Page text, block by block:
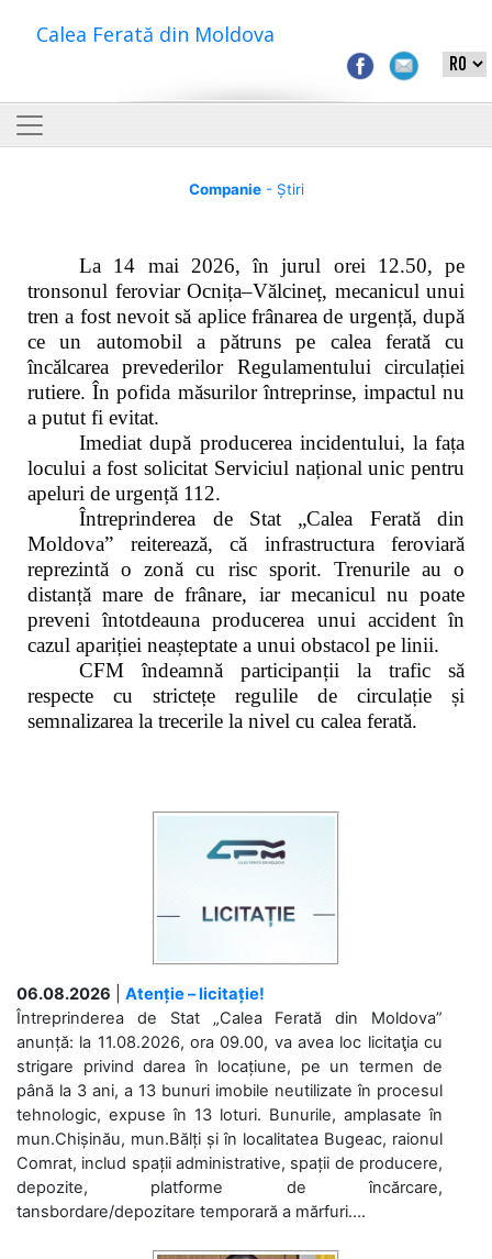
Calea Ferată din Moldova
Companie- Știri
La 14 mai 2026, în jurul orei 12.50, pe
tronsonul feroviar Ocnița–Vălcineț, mecanicul unui
tren a fost nevoit să aplice frânarea de urgență, după
ce un automobil a pătruns pe calea ferată cu
încălcarea prevederilor Regulamentului circulației
rutiere. În pofida măsurilor întreprinse, impactul nu
a putut fi evitat.
Imediat după producerea incidentului, la fața
locului a fost solicitat Serviciul național unic pentru
apeluri de urgență 112.
Întreprinderea de Stat „Calea Ferată din
Moldova” reiterează, că infrastructura feroviară
reprezintă o zonă cu risc sporit. Trenurile au o
distanță mare de frânare, iar mecanicul nu poate
preveni întotdeauna producerea unui accident în
cazul apariției neașteptate a unui obstacol pe linii.
CFM îndeamnă participanții la trafic să
respecte cu strictețe regulile de circulație și
semnalizarea la trecerile la nivel cu calea ferată.
06.08.2026
Atenție – licitație!
Întreprinderea de Stat „Calea Ferată din Moldova”
anunță: la 11.08.2026, ora 09.00, va avea loc licitaţia cu
strigare privind darea în locațiune, pe un termen de
până la 3 ani, a 13 bunuri imobile neutilizate în procesul
tehnologic, expuse în 13 loturi. Bunurile, amplasate în
mun.Chișinău, mun.Bălți și în localitatea Bugeac, raionul
Comrat, includ spații administrative, spații de producere,
depozite, platforme de încărcare,
tansbordare/depozitare temporară a mărfuri....